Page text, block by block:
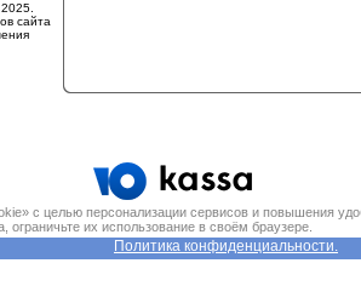
сайта
с целью персонализации сервисов и повышения
ограничьте их использование в своём браузере.
Политика конфиденциальности.